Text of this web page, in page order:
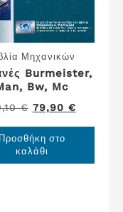
Μηχανικών
Burmeister,
Bw, Mc
€ Original
price
was:
79,90 €Η
τρέχουσα
Προσθήκη στο
καλάθι